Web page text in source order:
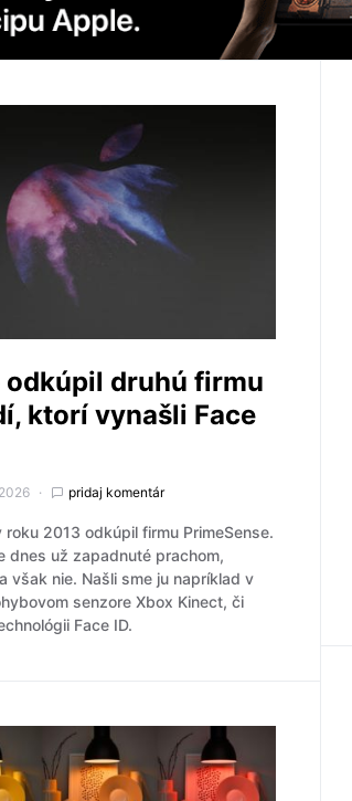
odkúpil druhú firmu
ktorí vynašli Face
pridaj komentár
roku 2013 odkúpil firmu PrimeSense.
dnes už zapadnuté prachom,
však nie. Našli sme ju napríklad v
senzore Xbox Kinect, či
Face ID.